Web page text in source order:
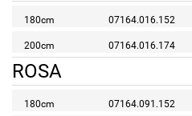
180cm 07164.016.152
200cm 07164.016.174
ROSA
180cm 07164.091.152